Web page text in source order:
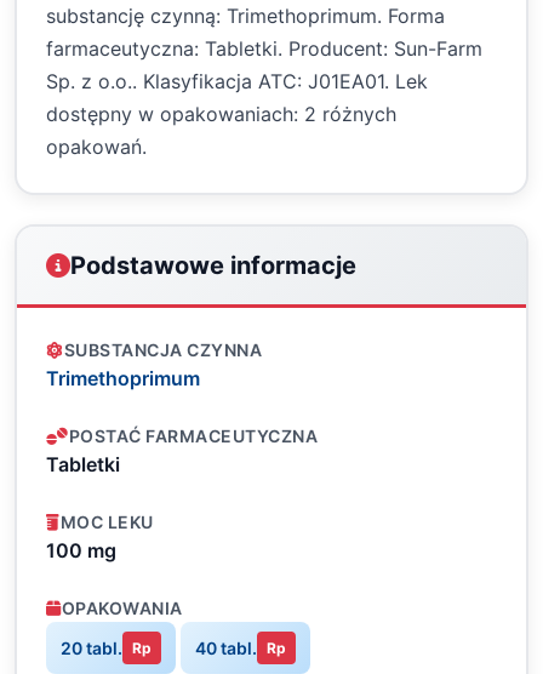
substancję czynną: Trimethoprimum. Forma
farmaceutyczna: Tabletki. Producent: Sun-Farm
Sp. z o.o.. Klasyfikacja ATC: J01EA01. Lek
dostępny w opakowaniach: 2 różnych
opakowań.
Podstawowe informacje
SUBSTANCJA CZYNNA
Trimethoprimum
POSTAĆ FARMACEUTYCZNA
Tabletki
MOC LEKU
100 mg
OPAKOWANIA
20 tabl. Rp 40 tabl. Rp